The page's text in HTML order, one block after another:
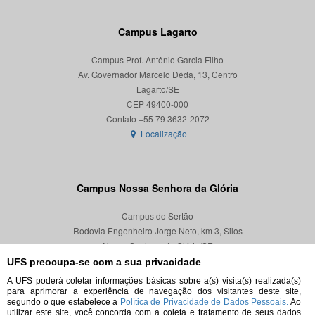
UFS preocupa-se com a sua privacidade
A UFS poderá coletar informações básicas sobre a(s) visita(s) realizada(s)
para aprimorar a experiência de navegação dos visitantes deste site,
segundo o que estabelece a Política de Privacidade de Dados Pessoais. Ao
utilizar este site, você concorda com a coleta e tratamento de seus dados
Campus Lagarto
Campus Prof. Antônio Garcia Filho
Av. Governador Marcelo Déda, 13, Centro
Lagarto/SE
CEP 49400-000
Localização
Campus Nossa Senhora da Glória
Campus do Sertão
Rodovia Engenheiro Jorge Neto, km 3, Silos
Nossa Senhora da Glória/SE
CEP 49680-000
Localização